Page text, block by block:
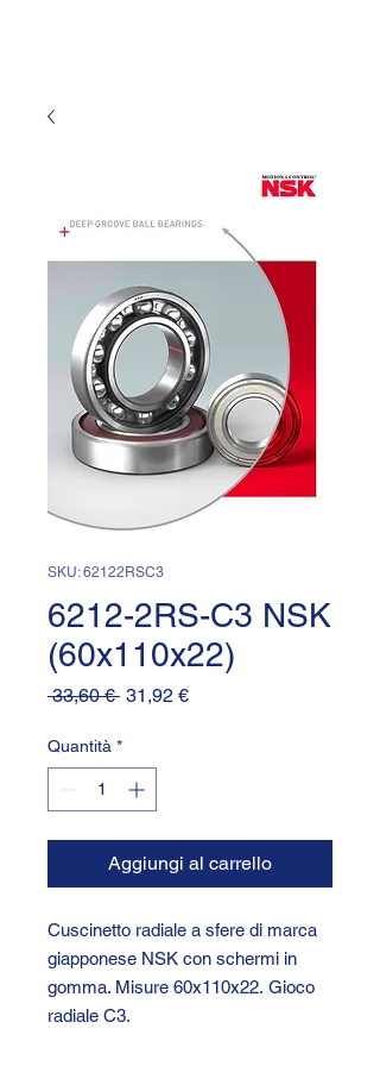
SKU: 62122RSC3
6212-2RS-C3 NSK
(60x110x22)
33,60 € Prezzo
31,92 €Prezzo
Quantità *
Aggiungi al carrello
Cuscinetto radiale a sfere di marca
giapponese NSK con schermi in
gomma. Misure 60x110x22. Gioco
radiale C3.